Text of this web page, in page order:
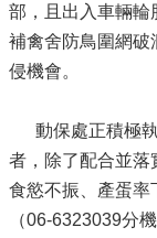
部，且出入車輛輪
補禽舍防鳥圍網破
侵機會。
動保處正積極執
者，除了配合並落
食慾不振、產蛋率
（06-6323039分